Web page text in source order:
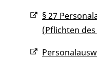
§ 27
(Pflichten